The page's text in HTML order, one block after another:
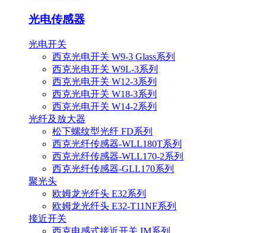
光电传感器
光电开关
西克光电开关 W9-3 Glass系列
西克光电开关 W9L-3系列
西克光电开关 W12-3系列
西克光电开关 W18-3系列
西克光电开关 W14-2系列
光纤及放大器
松下螺纹型光纤 FD系列
西克光纤传感器-WLL180T系列
西克光纤传感器-WLL170-2系列
西克光纤传感器-GLL170系列
聚光头
欧姆龙光纤头 E32系列
欧姆龙光纤头 E32-T11NF系列
接近开关
西克电感式接近开关 IM系列